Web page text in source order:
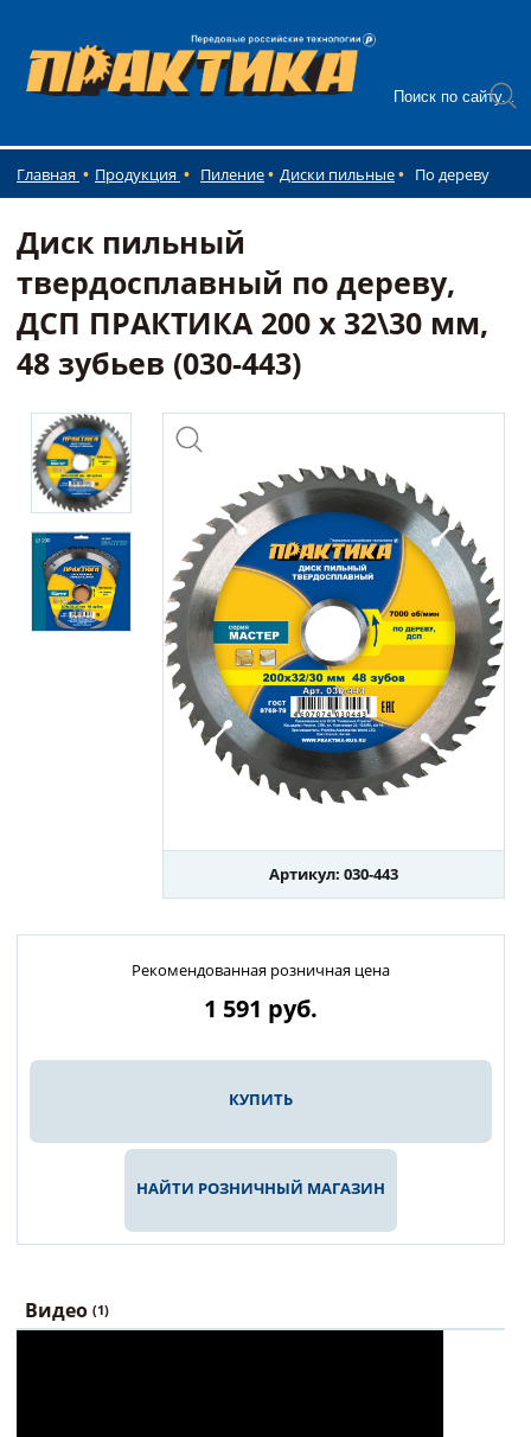
Главная Продукция Пиление Диски пильные По дереву
Диск пильный
твердосплавный по дереву,
ДСП ПРАКТИКА 200 х 32\30 мм,
48 зубьев (030-443)
Артикул: 030-443
Рекомендованная розничная цена
1 591 руб.
КУПИТЬ
НАЙТИ РОЗНИЧНЫЙ МАГАЗИН
Видео (1)